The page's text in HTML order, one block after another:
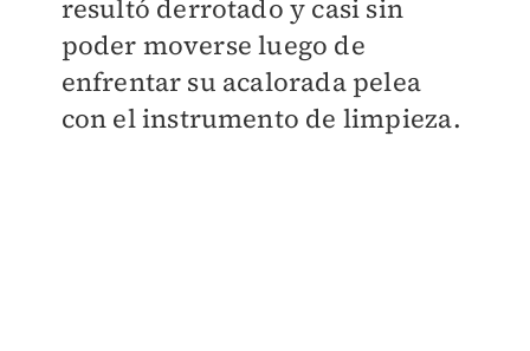
resultó derrotado y casi sin
poder moverse luego de
enfrentar su acalorada pelea
con el instrumento de limpieza.